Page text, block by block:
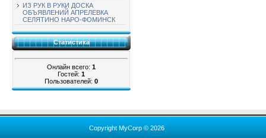
ИЗ РУК В РУКИ ДОСКА
ОБЪЯВЛЕНИЙ АПРЕЛЕВКА
СЕЛЯТИНО НАРО-ФОМИНСК
Статистика
Онлайн всего: 1
Гостей: 1
Пользователей: 0
Copyright MyCorp © 2026